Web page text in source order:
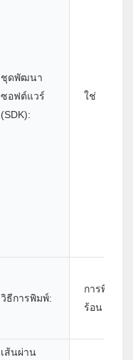
ชุดพัฒนา
ซอฟต์แวร์
(SDK):
ใช่
วิธีการพิมพ์:
การพิมพ์เ
ร้อน
เส้นผ่าน